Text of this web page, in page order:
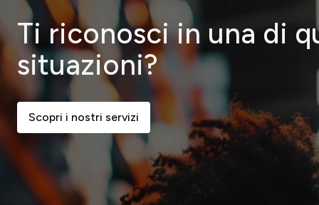
Ti riconosci in una di
situazioni?
Scopri i nostri servizi